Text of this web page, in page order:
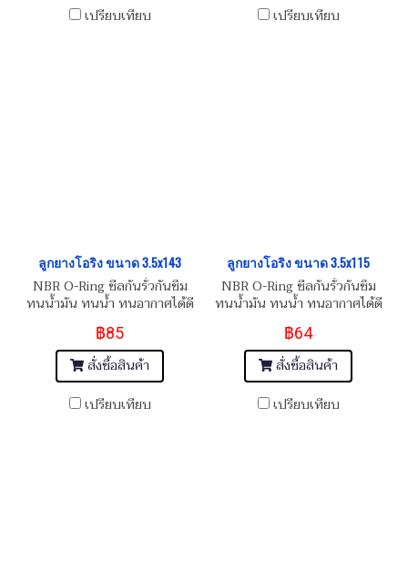
เปรียบเทียบ
เปรียบเทียบ
ลูกยางโอริง ขนาด 3.5x143
NBR O-Ring ซีลกันรั่วกันซึม
ทนน้ำมัน ทนน้ำ ทนอากาศได้ดี
฿85
สั่งซื้อสินค้า
เปรียบเทียบ
ลูกยางโอริง ขนาด 3.5x115
NBR O-Ring ซีลกันรั่วกันซึม
ทนน้ำมัน ทนน้ำ ทนอากาศได้ดี
฿64
สั่งซื้อสินค้า
เปรียบเทียบ